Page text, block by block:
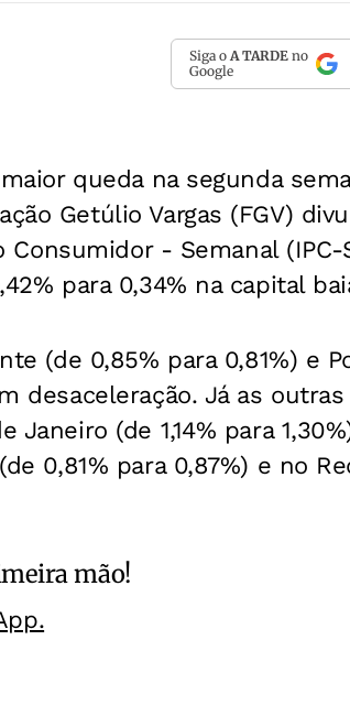
Siga o A TARDE no
Google
queda na segunda
Getúlio Vargas (FGV)
Consumidor - Semanal
para 0,34% na capital
(de 0,85% para 0,81%) e
desaceleração. Já as
(de 1,14% para
0,81% para 0,87%) e no
mão!